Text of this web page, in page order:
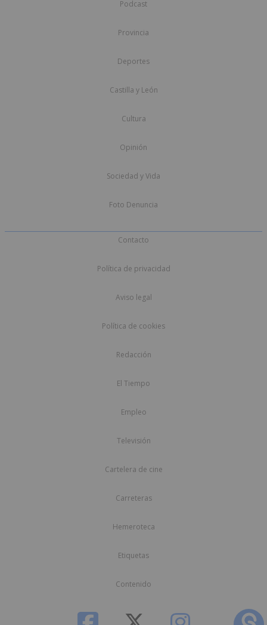
Podcast
Provincia
Deportes
Castilla y León
Cultura
Opinión
Sociedad y Vida
Foto Denuncia
Contacto
Política de privacidad
Aviso legal
Política de cookies
Redacción
El Tiempo
Empleo
Televisión
Cartelera de cine
Carreteras
Hemeroteca
Etiquetas
Contenido